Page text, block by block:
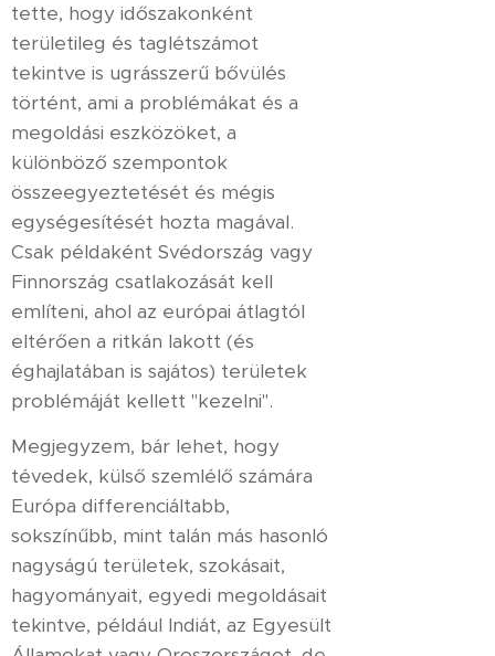
tette, hogy időszakonként
területileg és taglétszámot
tekintve is ugrásszerű bővülés
történt, ami a problémákat és a
megoldási eszközöket, a
különböző szempontok
összeegyeztetését és mégis
egységesítését hozta magával.
Csak példaként Svédország vagy
Finnország csatlakozását kell
említeni, ahol az európai átlagtól
eltérően a ritkán lakott (és
éghajlatában is sajátos) területek
problémáját kellett "kezelni".
Megjegyzem, bár lehet, hogy
tévedek, külső szemlélő számára
Európa differenciáltabb,
sokszínűbb, mint talán más hasonló
nagyságú területek, szokásait,
hagyományait, egyedi megoldásait
tekintve, például Indiát, az Egyesült